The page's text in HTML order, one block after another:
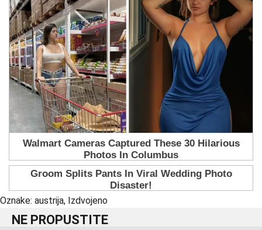
Oznake: austrija, Izdvojeno
NE PROPUSTITE